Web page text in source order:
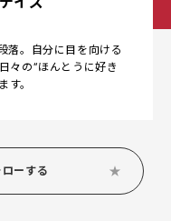
落。自分に目を向ける
々の“ほんとうに好き
。
ーする